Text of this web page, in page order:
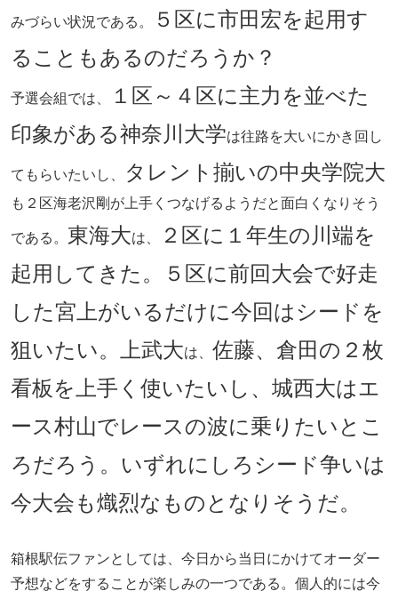
みづらい状況である。
５区に市田宏を起用す
ることもあるのだろうか？
予選会組では、
１区～４区に主力を並べた
印象がある神奈川大学は往路を大いにかき回し
てもらいたいし、 タレント揃いの中央学院大
も２区海老沢剛が上手くつなげるようだと面白くなりそう
である。 東海大は、
２区に１年生の川端を
起用してきた。５区に前回大会で好走
した宮上がいるだけに今回はシードを
狙いたい。
上武大は、 佐藤、倉田の２枚
看板を上手く使いたいし、城西大はエ
ース村山でレースの波に乗りたいとこ
ろだろう。いずれにしろシード争いは
今大会も熾烈なものとなりそうだ。
箱根駅伝ファンとしては、今日から当日にかけてオーダー
予想などをすることが楽しみの一つである。個人的には今